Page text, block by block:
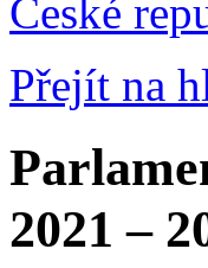
Přejít na
2021 –